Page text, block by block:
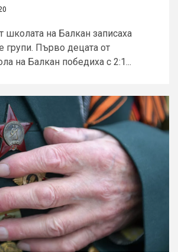
школата на Балкан записаха
групи. Първо децата от
на Балкан победиха с 2:1...